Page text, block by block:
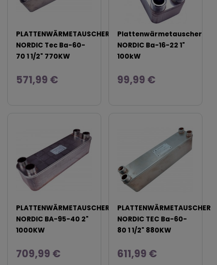
PLATTENWÄRMETAUSCHER
NORDIC Tec Ba-60-
70 1 1/2" 770KW
571,99 €
Plattenwärmetauscher
NORDIC Ba-16-22 1"
100kW
99,99 €
PLATTENWÄRMETAUSCHER
NORDIC BA-95-40 2"
1000KW
709,99 €
PLATTENWÄRMETAUSCHER
NORDIC TEC Ba-60-
80 1 1/2" 880KW
611,99 €